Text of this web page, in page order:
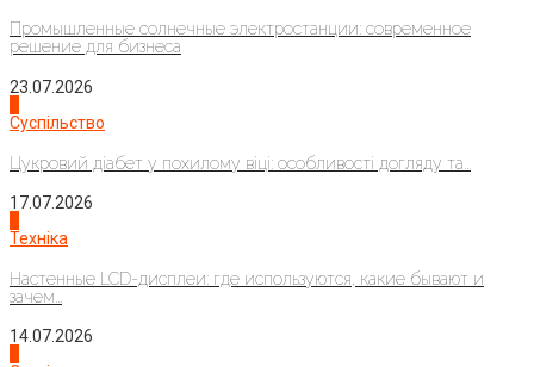
Промышленные солнечные электростанции: современное
решение для бизнеса
23.07.2026
Суспільство
Цукровий діабет у похилому віці: особливості догляду та...
17.07.2026
Техніка
Настенные LCD-дисплеи: где используются, какие бывают и
зачем...
14.07.2026